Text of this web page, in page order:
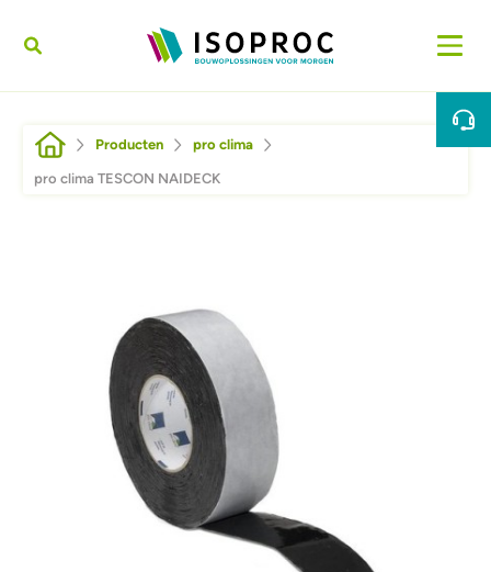
Kruimelpad
Producten pro clima
pro clima TESCON NAIDECK